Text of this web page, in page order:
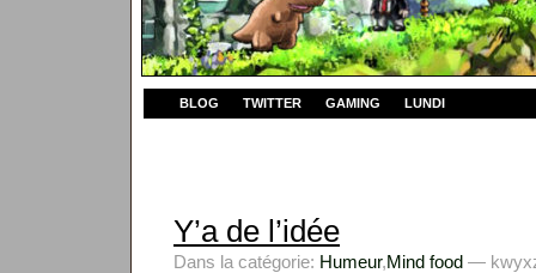
BLOG TWITTER GAMING LUNDI
Y’a de l’idée
Dans la catégorie: Humeur,Mind food —